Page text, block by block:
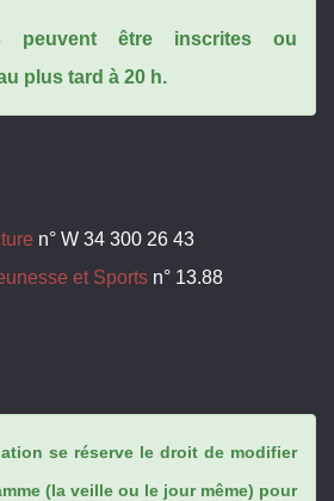
peuvent être inscrites ou
plus tard à 20 h.
n° W 34 300 26 43
et Sports n° 13.88
se réserve le droit de modifier
(la veille ou le jour même) pour